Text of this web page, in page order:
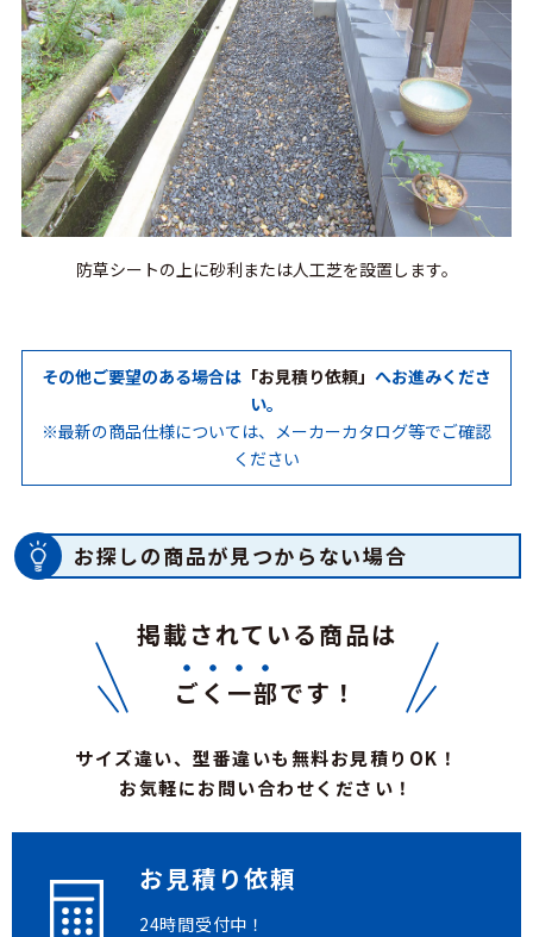
防草シートの上に砂利または人工芝を設置します。
その他ご要望のある場合は 「お見積り依頼」 へお進みくださ
い。
※最新の商品仕様については、メーカーカタログ等でご確認
ください
お探しの商品が見つからない場合
掲載されている商品は
ごく一部です！
サイズ違い、型番違いも無料お見積りOK！
お気軽にお問い合わせください！
お見積り依頼
24時間受付中！